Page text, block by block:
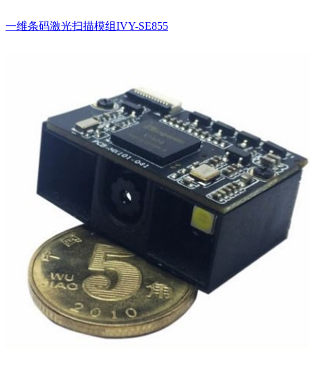
一维条码激光扫描模组IVY-SE855